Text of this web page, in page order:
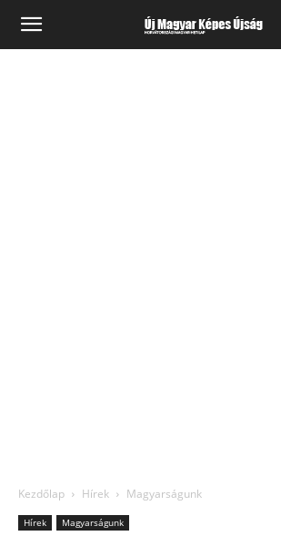
Kezdőlap Hírek Magyarságunk
Hírek Magyarságunk